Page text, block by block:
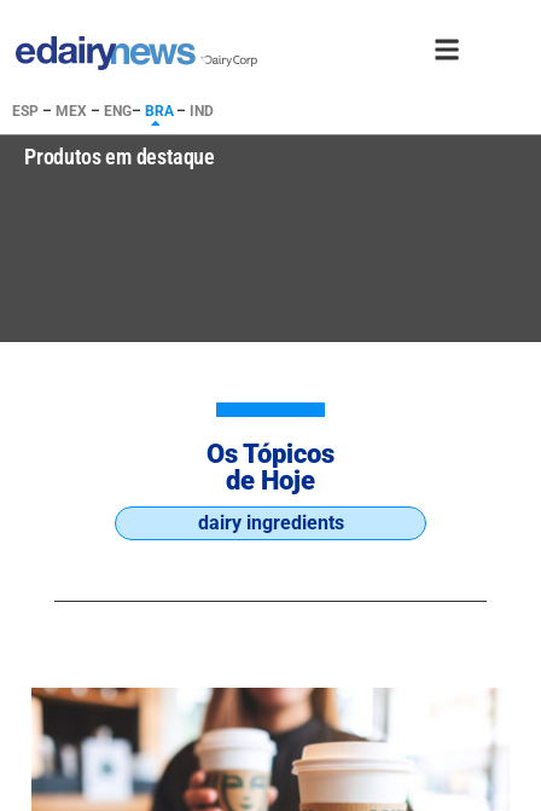
ESP – MEX – ENG– BRA– IND
Produtos em destaque
Os Tópicos
de Hoje
dairy ingredients